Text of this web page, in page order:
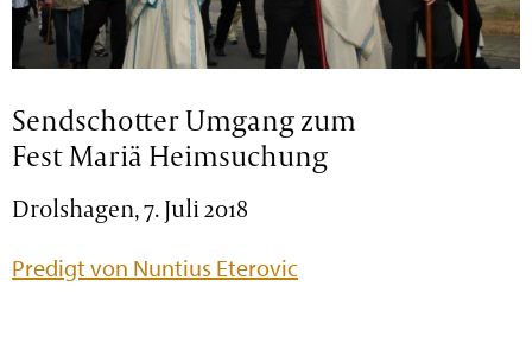
Sendschotter Umgang zum
Fest Mariä Heimsuchung
Drolshagen, 7. Juli 2018
Predigt von Nuntius Eterovic